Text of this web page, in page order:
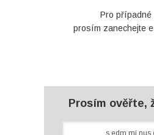
Pro případné
prosím zanechejte
Prosím ověřte,